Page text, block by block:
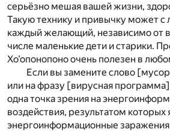
серьёзно мешая вашей жизни,
Такую технику и привычку может с
каждый желающий, независимо от
числе маленькие дети и старики.
Хо’опонопоно очень полезен в
Если вы замените слово
или на фразу [вирусная
одна точка зрения на
воздействия, результатом которых
энергоинформационные